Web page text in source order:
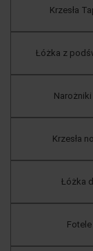
Krzesła
Łóżka z
Krzesła
Łóżka